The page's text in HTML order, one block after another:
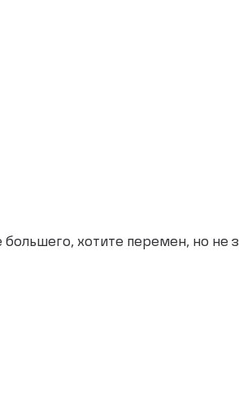
хотите перемен, но не